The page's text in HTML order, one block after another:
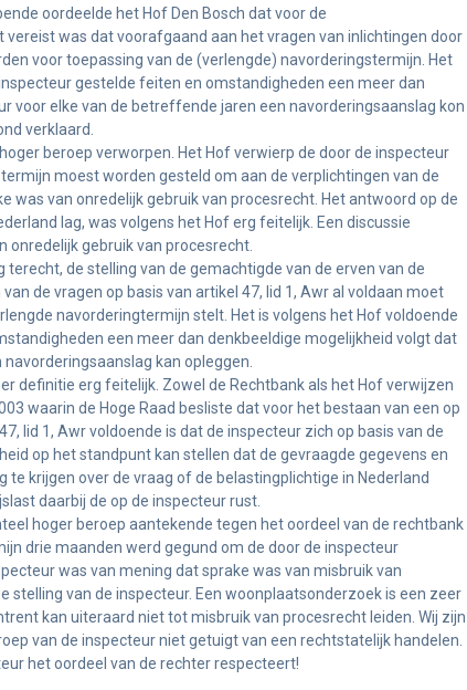
oordeelde het Hof Den Bosch dat voor de
was dat voorafgaand aan het vragen van inlichtingen door
voor toepassing van de (verlengde) navorderingstermijn. Het
gestelde feiten en omstandigheden een meer dan
voor elke van de betreffende jaren een navorderingsaanslag kon
verklaard.
beroep verworpen. Het Hof verwierp de door de inspecteur
moest worden gesteld om aan de verplichtingen van de
was van onredelijk gebruik van procesrecht. Het antwoord op de
lag, was volgens het Hof erg feitelijk. Een discussie
gebruik van procesrecht.
de stelling van de gemachtigde van de erven van de
de vragen op basis van artikel 47, lid 1, Awr al voldaan moet
navorderingtermijn stelt. Het is volgens het Hof voldoende
een meer dan denkbeeldige mogelijkheid volgt dat
kan opleggen.
definitie erg feitelijk. Zowel de Rechtbank als het Hof verwijzen
waarin de Hoge Raad besliste dat voor het bestaan van een op
lid 1, Awr voldoende is dat de inspecteur zich op basis van de
op het standpunt kan stellen dat de gevraagde gegevens en
te krijgen over de vraag of de belastingplichtige in Nederland
daarbij de op de inspecteur rust.
hoger beroep aantekende tegen het oordeel van de rechtbank
drie maanden werd gegund om de door de inspecteur
was van mening dat sprake was van misbruik van
van de inspecteur. Een woonplaatsonderzoek is een zeer
kan uiteraard niet tot misbruik van procesrecht leiden. Wij zijn
van de inspecteur niet getuigt van een rechtstatelijk handelen.
het oordeel van de rechter respecteert!